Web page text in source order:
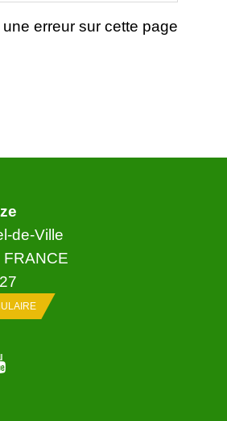
erreur sur cette page
de-Ville